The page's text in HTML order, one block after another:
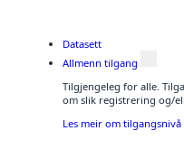
Datasett
Allmenn tilgang
Tilgjengeleg for alle.
om slik registrering og/
Les meir om